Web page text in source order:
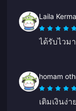
Laila
ได้รับไว
homam
เติมเงินง่